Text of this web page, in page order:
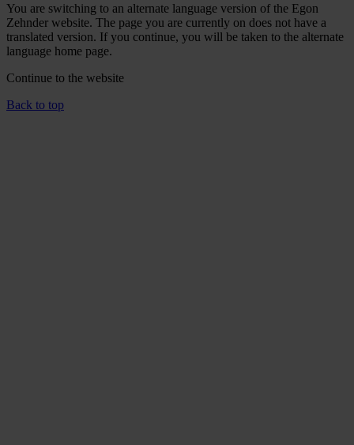
You are switching to an alternate language version of the Egon
Zehnder website. The page you are currently on does not have a
translated version. If you continue, you will be taken to the alternate
language home page.
Continue to the website
Back to top